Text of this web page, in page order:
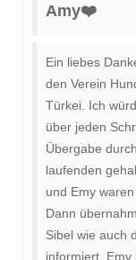
Amy❤️
Ein liebes
den Verein
Türkei. Ich
über jeden
Übergabe
laufenden
und Emy
Dann
Sibel wie auch
informiert. Emy